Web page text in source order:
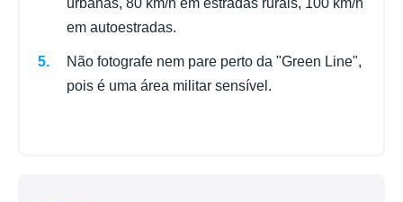
em autoestradas.
Não fotografe nem pare perto da "Green Line",
pois é uma área militar sensível.